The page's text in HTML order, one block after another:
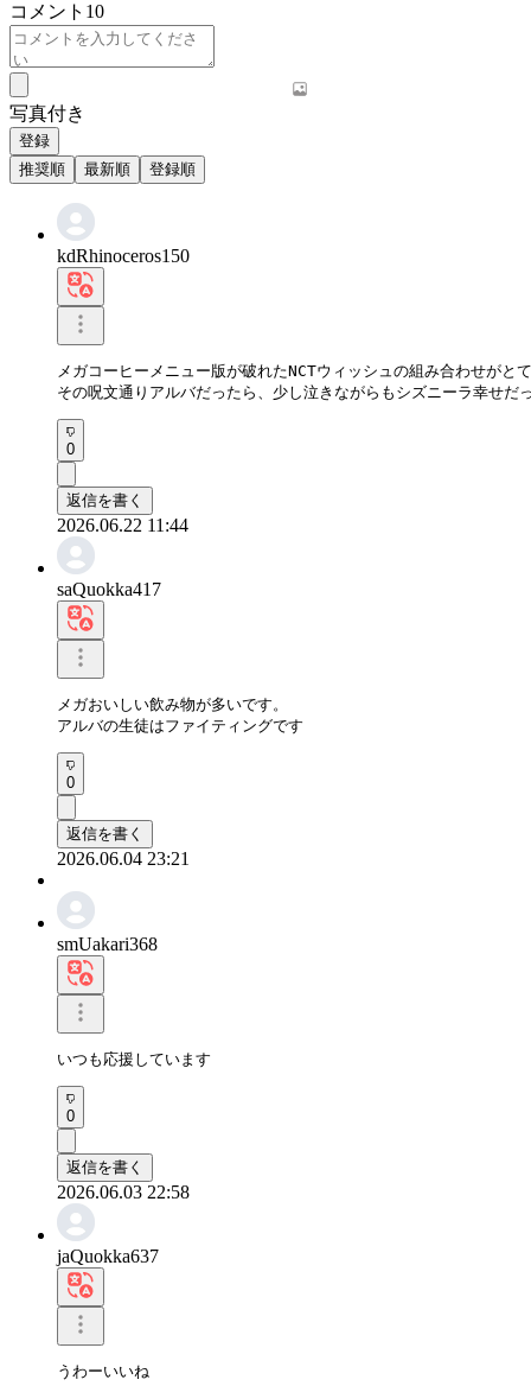
コメント 10
写真付き
登録
推奨順
最新順 登録順
kdRhinoceros150
メガコーヒーメニュー版が破れたNCTウィッシュの組み合わせが
その呪文通りアルバだったら、少し泣きながらもシズニーラ幸せだ
0
返信を書く
2026.06.22 11:44
saQuokka417
メガおいしい飲み物が多いです。
アルバの生徒はファイティングです
0
返信を書く
2026.06.04 23:21
smUakari368
いつも応援しています
0
返信を書く
2026.06.03 22:58
jaQuokka637
うわーいいね